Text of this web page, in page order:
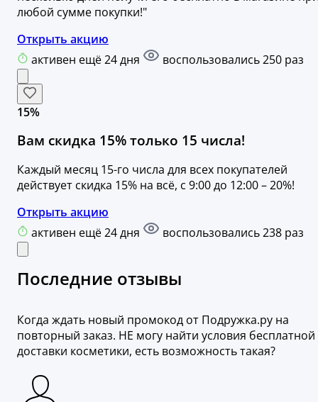
любой сумме покупки!"
Открыть акцию
активен ещё 24 дня
воспользовались 250 раз
15%
Вам скидка 15% только 15 числа!
Каждый месяц 15-го числа для всех покупателей
действует скидка 15% на всё, с 9:00 до 12:00 – 20%!
Открыть акцию
активен ещё 24 дня
воспользовались 238 раз
Последние отзывы
Когда ждать новый промокод от Подружка.ру на
повторный заказ. НЕ могу найти условия бесплатной
доставки косметики, есть возможность такая?